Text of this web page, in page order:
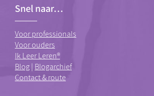
Snel naar…
Voor professionals
Voor ouders
Ik Leer Leren®
Blog| Blogarchief
Contact & route